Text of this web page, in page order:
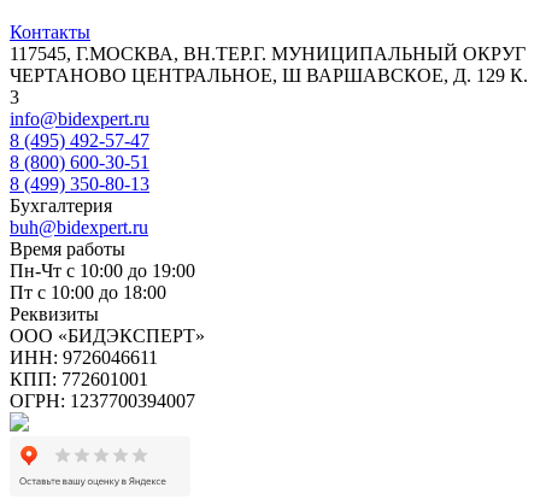
Контакты
117545, Г.МОСКВА, ВН.ТЕР.Г. МУНИЦИПАЛЬНЫЙ ОКРУГ
ЧЕРТАНОВО ЦЕНТРАЛЬНОЕ, Ш ВАРШАВСКОЕ, Д. 129 К.
3
info@bidexpert.ru
8 (495) 492-57-47
8 (800) 600-30-51
8 (499) 350-80-13
Бухгалтерия
buh@bidexpert.ru
Время работы
Пн-Чт с 10:00 до 19:00
Пт с 10:00 до 18:00
Реквизиты
ООО «БИДЭКСПЕРТ»
ИНН: 9726046611
КПП: 772601001
ОГРН: 1237700394007